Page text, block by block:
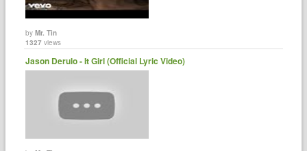
byMr. Tin
1327 views
Jason Derulo - It Girl (Official Lyric Video)